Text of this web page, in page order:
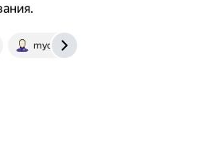
mycruises.livejournal.com